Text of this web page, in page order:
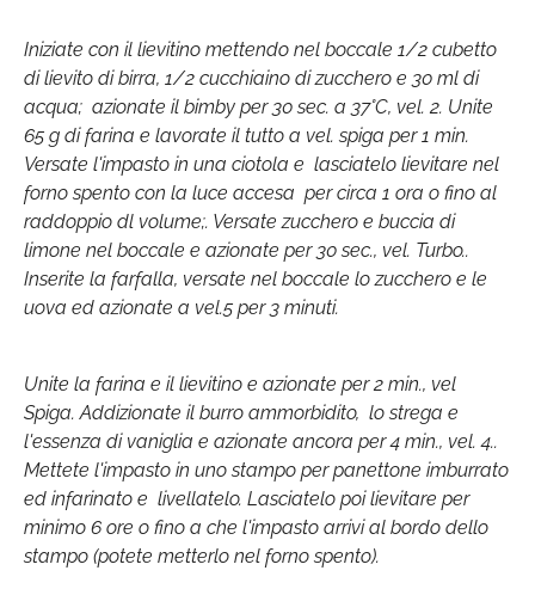
Iniziate con il lievitino mettendo nel boccale 1/2 cubetto
di lievito di birra, 1/2 cucchiaino di zucchero e 30 ml di
acqua; azionate il bimby per 30 sec. a 37°C, vel. 2. Unite
65 g di farina e lavorate il tutto a vel. spiga per 1 min.
Versate l'impasto in una ciotola e lasciatelo lievitare nel
forno spento con la luce accesa per circa 1 ora o fino al
raddoppio dl volume;. Versate zucchero e buccia di
limone nel boccale e azionate per 30 sec., vel. Turbo..
Inserite la farfalla, versate nel boccale lo zucchero e le
uova ed azionate a vel.5 per 3 minuti.
Unite la farina e il lievitino e azionate per 2 min., vel
Spiga. Addizionate il burro ammorbidito, lo strega e
l'essenza di vaniglia e azionate ancora per 4 min., vel. 4..
Mettete l'impasto in uno stampo per panettone imburrato
ed infarinato e livellatelo. Lasciatelo poi lievitare per
minimo 6 ore o fino a che l'impasto arrivi al bordo dello
stampo (potete metterlo nel forno spento).